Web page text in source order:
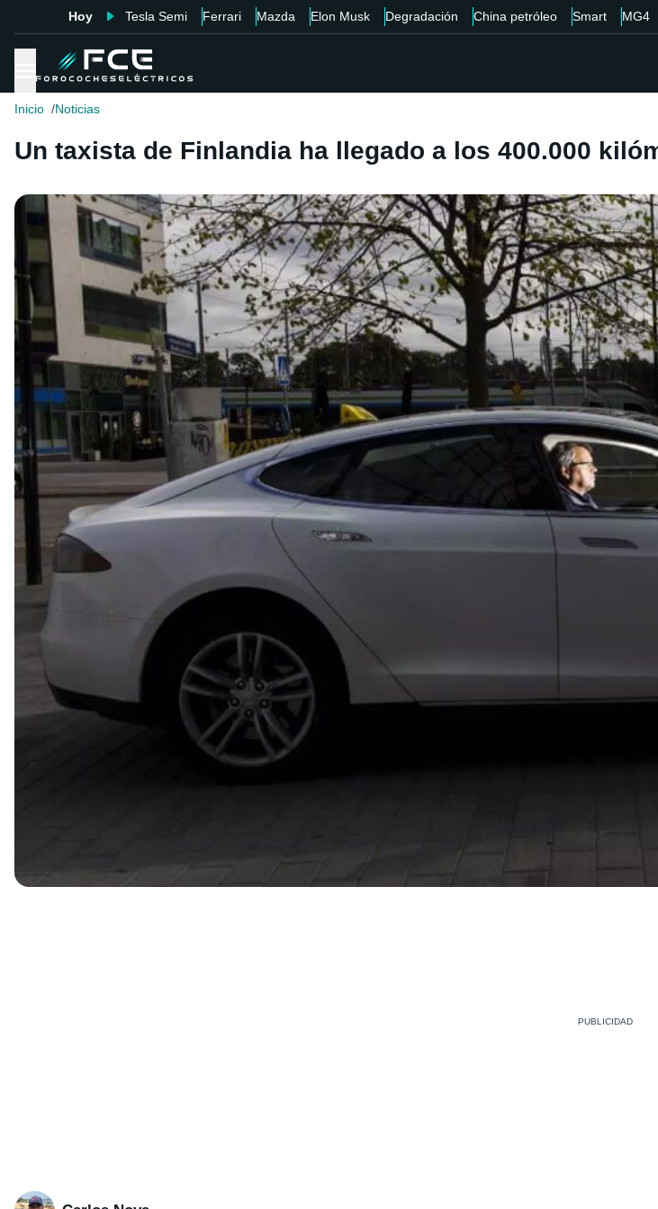
Hoy Tesla Semi Ferrari Mazda Elon Musk Degradación China petróleo Smart MG4
Inicio Noticias
Un taxista de Finlandia ha llegado a los 400.000